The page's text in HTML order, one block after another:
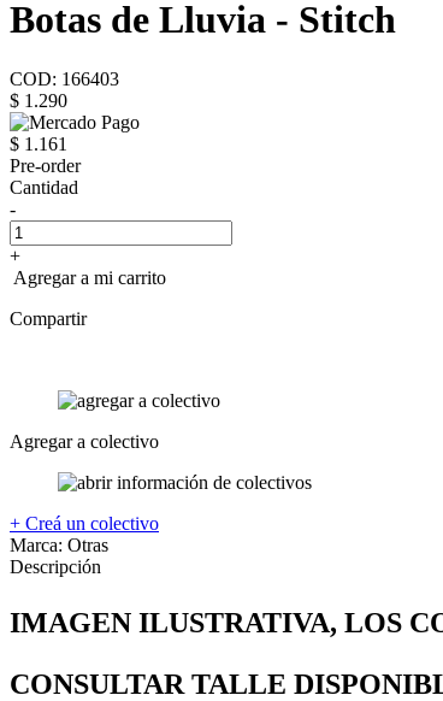
Botas de Lluvia - Stitch
COD: 166403
$ 1.290
$ 1.161
Pre-order
Cantidad
-
+
Agregar a mi carrito
Compartir
Agregar a colectivo
+ Creá un colectivo
Marca: Otras
Descripción
IMAGEN ILUSTRATIVA, LOS
CONSULTAR TALLE